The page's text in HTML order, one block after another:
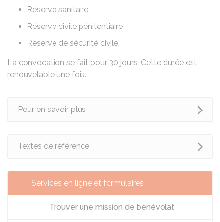
Réserve sanitaire
Réserve civile pénitentiaire
Réserve de sécurité civile.
La convocation se fait pour 30 jours. Cette durée est
renouvelable une fois.
Pour en savoir plus
Textes de référence
Services en ligne et formulaires
Trouver une mission de bénévolat